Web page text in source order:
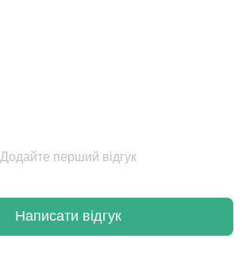
Додайте перший відгук
Написати відгук